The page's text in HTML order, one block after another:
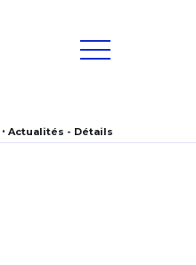
Actualités - Détails